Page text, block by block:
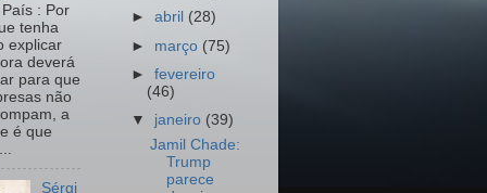
: Por
tenha
explicar
deverá
para que
não
a
é que
Sérgi
►abril (28)
► março (75)
►fevereiro
(46)
▼ janeiro (39)
Jamil Chade:
Trump
parece